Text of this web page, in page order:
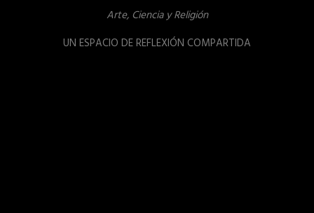
Arte, Ciencia y Religión
UN ESPACIO DE REFLEXIÓN COMPARTIDA